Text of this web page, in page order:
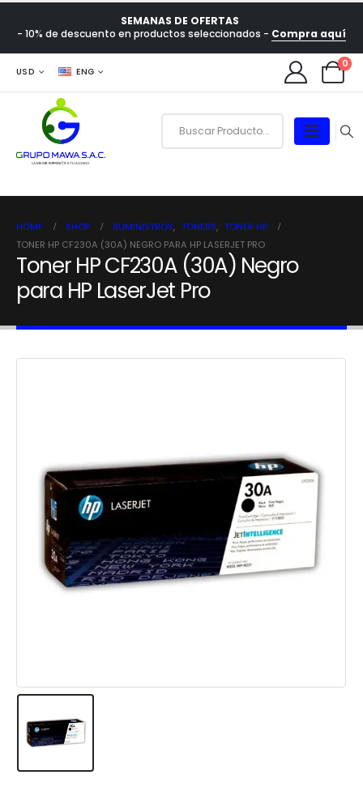
SEMANAS DE OFERTAS
- 10% de descuento en productos seleccionados - Compra aquí
USD ENG
0
HOME SHOP SUMINISTROS, TONERS, TONER HP
TONER HP CF230A (30A) NEGRO PARA HP LASERJET PRO
Toner HP CF230A (30A) Negro
para HP LaserJet Pro